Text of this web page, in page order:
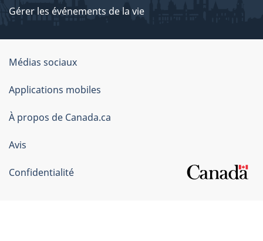
Gérer les événements de la vie
Organisation
du
gouvernement
du
Canada
Médias sociaux
Applications mobiles
À propos de Canada.ca
Avis
Confidentialité